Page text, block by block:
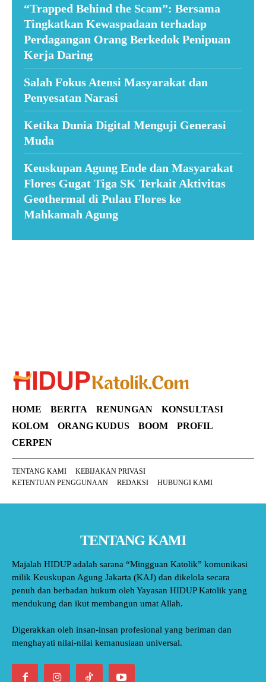
“Trapped Behind the Scam”: Bersama
Tingkatkan Kewaspadaan terhadap
Perdagangan Orang Berkedok Penipuan
Kerja Daring
Salah Fokus Atensi Masyarakat dan
Penyesatan Narasi
Ketika Dunia Digital Menguji Generasi
Muda
Keuskupan Agung Ende dan Masyarakat
Flores Gugat Tiga SK Terkait Aktivitas
Geothermal di Pulau Flores ke
Mahkamah Agung
HOME BERITA RENUNGAN
KONSULTASI
KOLOM
ORANG KUDUS BOOM
PROFIL
CERPEN
TENTANG KAMI
KEBIJAKAN PRIVASI
KETENTUAN PENGGUNAAN
REDAKSI HUBUNGI KAMI
TENTANG KAMI
Majalah HIDUP adalah sarana “Mingguan Katolik” komunikasi
milik Keuskupan Agung Jakarta (KAJ) dan dikelola secara
penuh dan berbadan hukum oleh Yayasan HIDUP Katolik yang
mendukung dan ikut membangun umat Allah.
Digerakkan oleh insan-insan profesional yang beriman dan
menghayati nilai-nilai kemanusiaan universal.